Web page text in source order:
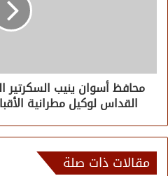
محافظ أسوان ينيب السكرتير
القداس لوكيل مطرانية
مقالات ذات صلة